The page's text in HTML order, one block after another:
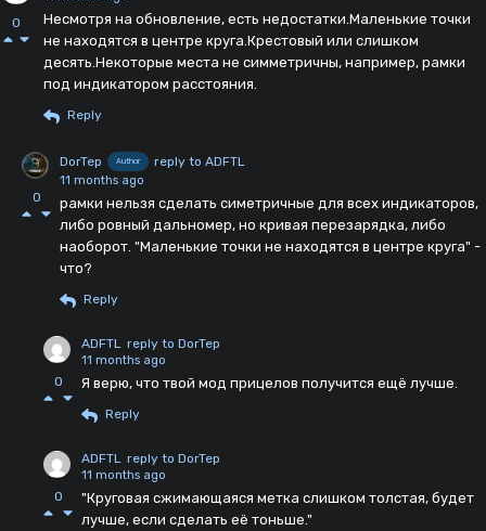
0
Несмотря на обновление, есть недостатки.Маленькие точки
не находятся в центре круга.Крестовый или слишком
десять.Некоторые места не симметричны, например, рамки
под индикатором расстояния.
Reply
0
DorTep Author reply to ADFTL
11 months ago
рамки нельзя сделать симетричные для всех индикаторов,
либо ровный дальномер, но кривая перезарядка, либо
наоборот. "Маленькие точки не находятся в центре круга" -
что?
Reply
0
ADFTL reply to DorTep
11 months ago
Я верю, что твой мод прицелов получится ещё лучше.
Reply
0
ADFTL reply to DorTep
11 months ago
"Круговая сжимающаяся метка слишком толстая, будет
лучше, если сделать её тоньше."